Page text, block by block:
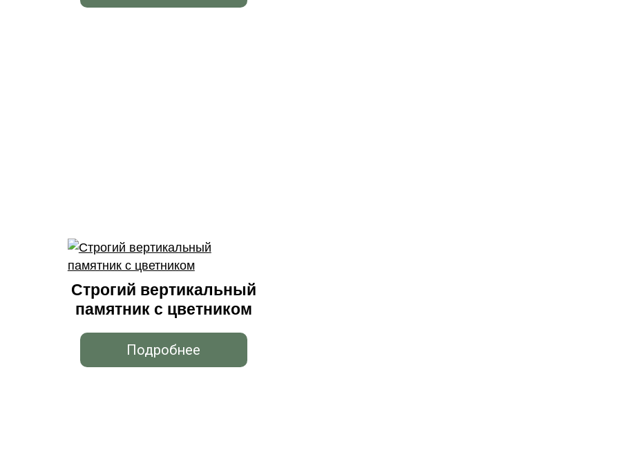
Строгий вертикальный
памятник с цветником
Подробнее